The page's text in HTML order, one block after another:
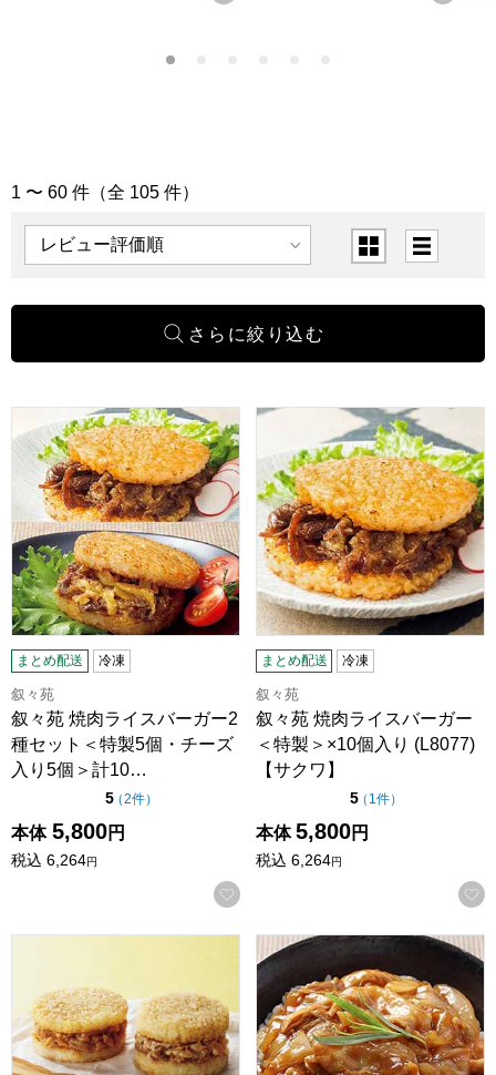
「スナック・軽食」の商品一覧
1 〜 60 件（全 105 件）
表示順 表示切替
叙々苑 焼肉ライスバーガー2種セット＜特製5個・チーズ入
まとめ配送 冷凍
叙々苑
叙々苑 焼肉ライスバーガー2
種セット＜特製5個・チーズ
入り5個＞計10…
5点（5点満点中）
（2件の評価
）
本体 5,800円
税込 6,264円
お気に入りに登録する
叙々苑 焼肉ライスバーガー
まとめ配送 冷凍
叙々苑
叙々苑 焼肉ライスバーガー
＜特製＞×10個入り (L8077)
【サクワ】
5点（5点満点中）
（ 1件の評価
）
本体 5,800円
税込 6,264円
松屋 ライスバーガーセット【夏の贈りもの・お中元】
三元豚の豚丼の具 120g×5袋